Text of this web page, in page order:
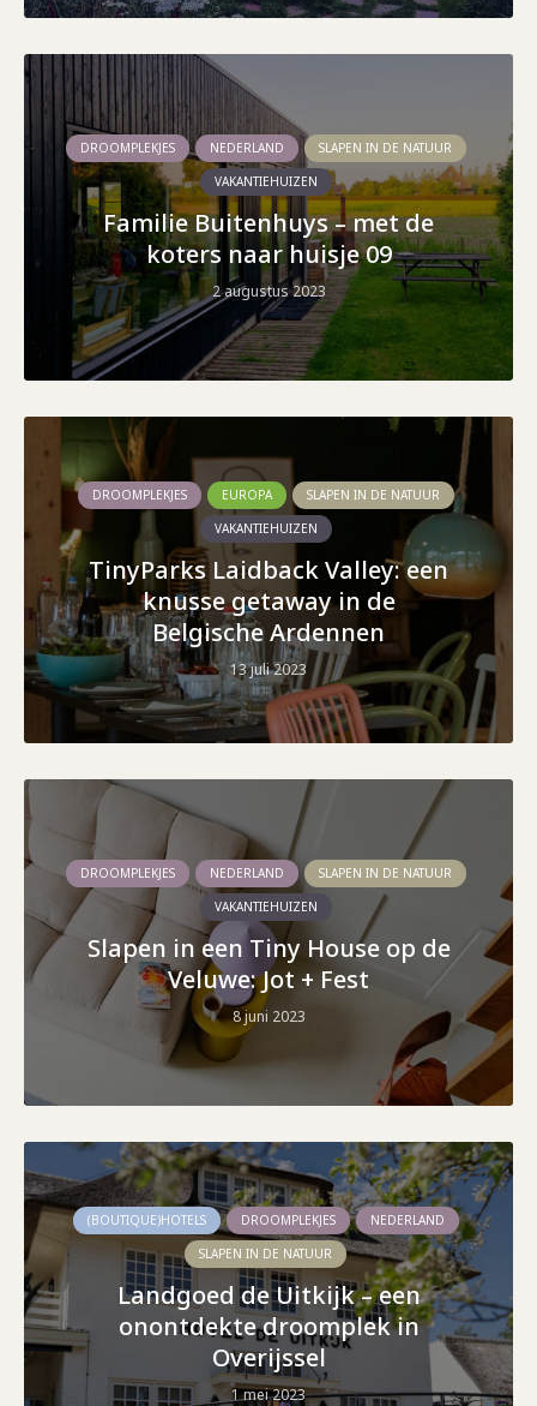
DROOMPLEKJES NEDERLAND
SLAPEN IN DE NATUUR
VAKANTIEHUIZEN
Familie Buitenhuys – met de
koters naar huisje 09
2 augustus 2023
DROOMPLEKJES EUROPA
SLAPEN IN DE NATUUR
VAKANTIEHUIZEN
TinyParks Laidback Valley: een
knusse getaway in de
Belgische Ardennen
13 juli 2023
DROOMPLEKJES NEDERLAND
SLAPEN IN DE NATUUR
VAKANTIEHUIZEN
Slapen in een Tiny House op de
Veluwe: Jot + Fest
8 juni 2023
(BOUTIQUE)HOTELS DROOMPLEKJES
NEDERLAND
SLAPEN IN DE NATUUR
Landgoed de Uitkijk – een
onontdekte droomplek in
Overijssel
1 mei 2023